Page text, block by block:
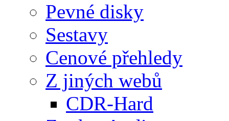
Pevné disky
Sestavy
Cenové přehledy
Z jiných webů
CDR-Hard